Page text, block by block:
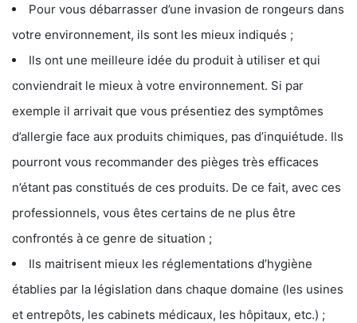
Pour vous débarrasser d’une invasion de rongeurs dans
votre environnement, ils sont les mieux indiqués ;
Ils ont une meilleure idée du produit à utiliser et qui
conviendrait le mieux à votre environnement. Si par
exemple il arrivait que vous présentiez des symptômes
d’allergie face aux produits chimiques, pas d’inquiétude. Ils
pourront vous recommander des pièges très efficaces
n’étant pas constitués de ces produits. De ce fait, avec ces
professionnels, vous êtes certains de ne plus être
confrontés à ce genre de situation ;
Ils maitrisent mieux les réglementations d’hygiène
établies par la législation dans chaque domaine (les usines
et entrepôts, les cabinets médicaux, les hôpitaux, etc.) ;